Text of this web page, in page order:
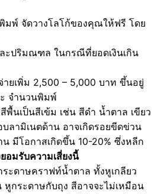
มพ์ จัดวางโลโก้ของคุณให้ฟรี โดย
ะปริมณฑล ในกรณีที่ยอดเงินเกิน
ายเพิ่ม 2,500 – 5,000 บาท ขึ้นอยู่
จำนวนพิมพ์
พื้นเป็นสีเข้ม เช่น สีดำ น้ำตาล เขียว
บลามิเนตด้าน อาจเกิดรอยขีดข่วน
น มีโอกาสเกิดขึ้น 10-20% ซึ่งหลีก
อมรับความเสี่ยงนี้
ะดาษคราฟท์น้ำตาล ทั้งหูเกลียว
กระดาษกับถุง สีอาจจะไม่เหมือน